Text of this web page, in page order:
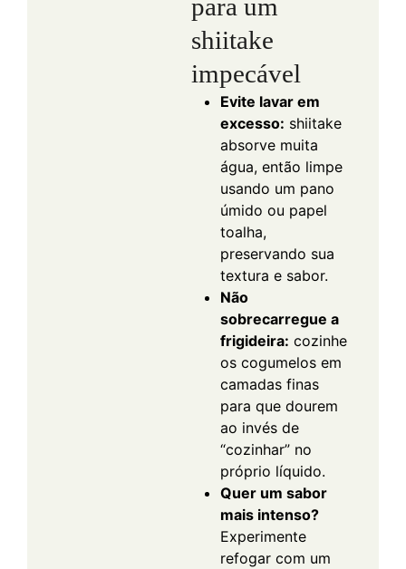
para um
shiitake
impecável
Evite lavar em
excesso: shiitake
absorve muita
água, então limpe
usando um pano
úmido ou papel
toalha,
preservando sua
textura e sabor.
Não
sobrecarregue a
frigideira: cozinhe
os cogumelos em
camadas finas
para que dourem
ao invés de
“cozinhar” no
próprio líquido.
Quer um sabor
mais intenso?
Experimente
refogar com um